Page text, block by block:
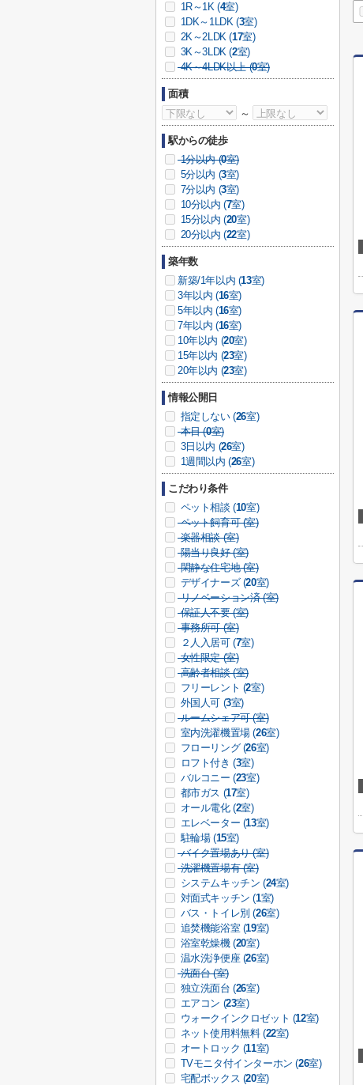
1R～1K (4室)
1DK～1LDK (3室)
2K～2LDK (17室)
3K～3LDK (2室)
4K～4LDK以上 (0室)
面積
～
駅からの徒歩
1分以内 (0室)
5分以内 (3室)
7分以内 (3室)
10分以内 (7室)
15分以内 (20室)
20分以内 (22室)
築年数
新築/1年以内 (13室)
3年以内 (16室)
5年以内 (16室)
7年以内 (16室)
10年以内 (20室)
15年以内 (23室)
20年以内 (23室)
情報公開日
指定しない (26室)
本日 (0室)
3日以内 (26室)
1週間以内 (26室)
こだわり条件
ペット相談 (10室)
ペット飼育可 (室)
楽器相談 (室)
陽当り良好 (室)
閑静な住宅地 (室)
デザイナーズ (20室)
リノベーション済 (室)
保証人不要 (室)
事務所可 (室)
２人入居可 (7室)
女性限定 (室)
高齢者相談 (室)
フリーレント (2室)
外国人可 (3室)
ルームシェア可 (室)
室内洗濯機置場 (26室)
フローリング (26室)
ロフト付き (3室)
バルコニー (23室)
都市ガス (17室)
オール電化 (2室)
エレベーター (13室)
駐輪場 (15室)
バイク置場あり (室)
洗濯機置場有 (室)
システムキッチン (24室)
対面式キッチン (1室)
バス・トイレ別 (26室)
追焚機能浴室 (19室)
浴室乾燥機 (20室)
温水洗浄便座 (26室)
洗面台 (室)
独立洗面台 (26室)
エアコン (23室)
ウォークインクロゼット (12室)
ネット使用料無料 (22室)
オートロック (11室)
TVモニタ付インターホン (26室)
宅配ボックス (20室)